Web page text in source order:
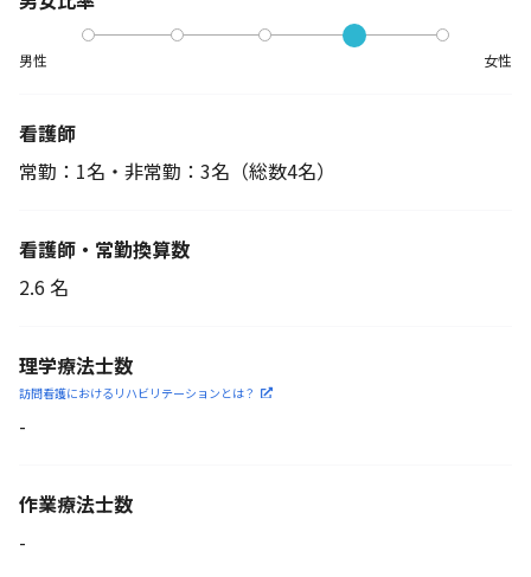
男性 女性
看護師
常勤：1名・非常勤：3名 （総数4名）
看護師・常勤換算数
2.6 名
理学療法士数
訪問看護におけるリハビリ テーションとは？
-
作業療法士数
-